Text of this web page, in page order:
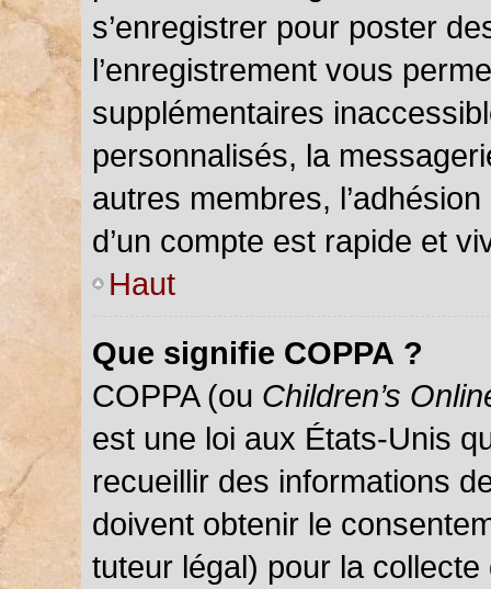
s’enregistrer pour poster
l’enregistrement vous
supplémentaires
personnalisés, la
autres membres,
d’un compte est rapide et
Haut
Que signifie COPPA ?
COPPA (ou Children’s
est une loi aux États-Unis
recueillir des informations
doivent obtenir le
tuteur légal) pour la